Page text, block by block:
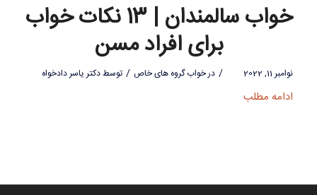
خواب سالمندان | 13 نکات خواب
برای افراد مسن
نوامبر 11, 2022 / درخواب گروه های خاص / توسطدکتر یاسر دادخواه
ادامه مطلب